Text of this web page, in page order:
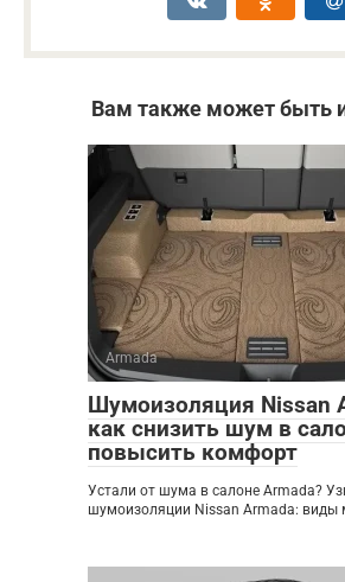
Вам также может быть
Armada
Шумоизоляция Nissan
как снизить шум в
повысить комфорт
Устали от шума в салоне Armada?
шумоизоляции Nissan Armada: виды